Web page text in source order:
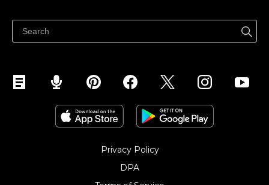
Ibenta sa Facebook
Privacy Policy
DPA